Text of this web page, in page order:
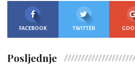
FACEBOOK TWITTER
Posljednje